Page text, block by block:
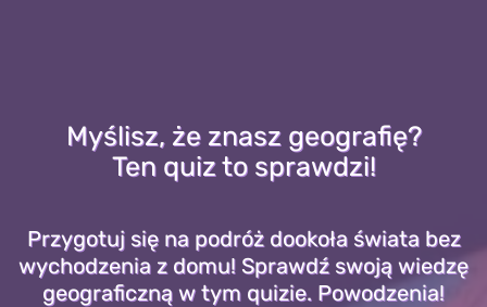
Myślisz, że znasz geografię?
Ten quiz to sprawdzi!
Przygotuj się na podróż dookoła świata bez
wychodzenia z domu! Sprawdź swoją wiedzę
geograficzną w tym quizie. Powodzenia!